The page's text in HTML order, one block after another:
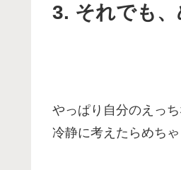
3. それでも
やっぱり自分のえっ
冷静に考えたらめち